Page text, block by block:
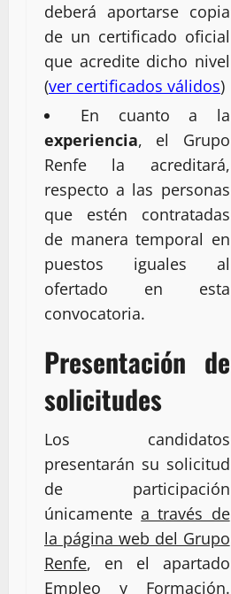
deberá aportarse copia
de un certificado oficial
que acredite dicho nivel
(ver certificados válidos)
En cuanto a la
experiencia, el Grupo
Renfe la acreditará,
respecto a las personas
que estén contratadas
de manera temporal en
puestos iguales al
ofertado en esta
convocatoria.
Presentación de
solicitudes
Los candidatos
presentarán su solicitud
de participación
únicamentea través de
la página web del Grupo
Renfe, en el apartado
Empleo y Formación.